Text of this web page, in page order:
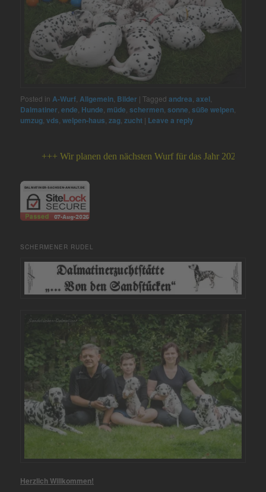
Posted in A-Wurf Allgemein Bilder |Tagged andrea ,axel
Dalmatiner ,ende Hunde müde ,schermen ,sonne ,süße welpen
umzug ,vds ,welpen-haus ,zag ,zucht | Leave a reply
+++ Wir planen den nächsten Wurf für das Jahr 2026 +++
SCHERMENER RUDEL
Herzlich Willkommen!